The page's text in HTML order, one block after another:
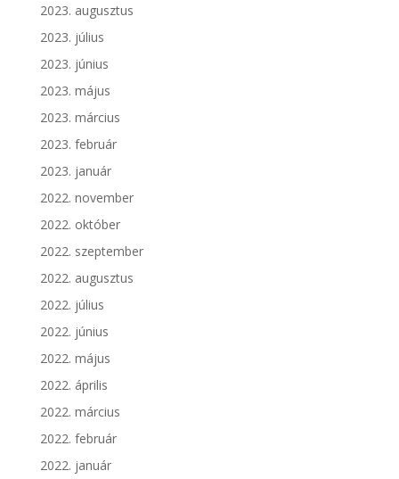
2023. augusztus
2023. július
2023. június
2023. május
2023. március
2023. február
2023. január
2022. november
2022. október
2022. szeptember
2022. augusztus
2022. július
2022. június
2022. május
2022. április
2022. március
2022. február
2022. január